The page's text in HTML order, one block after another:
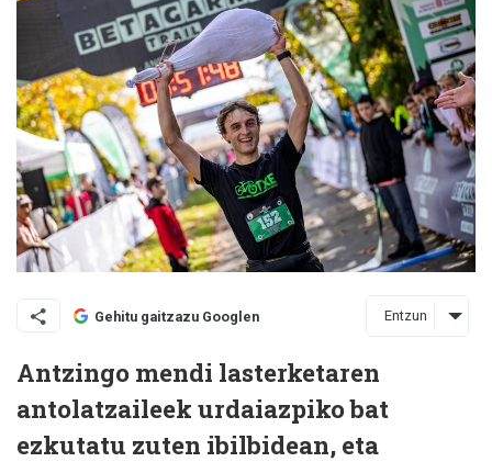
Gehitu gaitzazu Googlen Entzun
Antzingo mendi lasterketaren
antolatzaileek urdaiazpiko bat
ezkutatu zuten ibilbidean, eta